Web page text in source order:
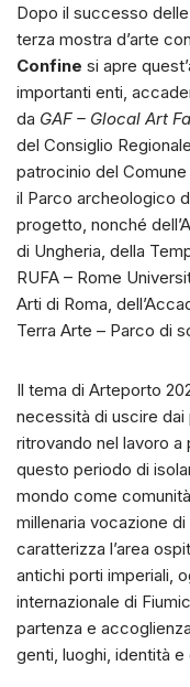
Dopo il successo
terza mostra d’arte
Confine si apre
importanti enti,
da GAF – Glocal Art
del Consiglio
patrocinio del
il Parco archeologico
progetto, nonché
di Ungheria, della
RUFA – Rome
Arti di Roma,
Terra Arte – Parco di
Il tema di Arteporto
necessità di uscire dai
ritrovando nel lavoro a
questo periodo di
mondo come
millenaria vocazione
caratterizza l’area
antichi porti imperiali,
internazionale di
partenza e
genti, luoghi, identità